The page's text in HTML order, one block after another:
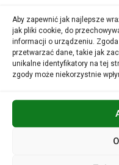
Aby zapewnić jak najlepsze
jak pliki cookie, do
informacji o urządzeniu.
przetwarzać dane, takie jak
unikalne identyfikatory na tej
zgody może niekorzystnie
Bilety: 10 zł
Nauczyciele i
nieodpłatnie.
Serdecznie
szkół podstawowych
spotkanie z
solistami, a także